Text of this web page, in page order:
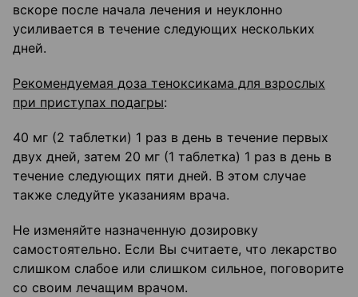
вскоре после начала лечения и неуклонно
усиливается в течение следующих нескольких
дней.
Рекомендуемая доза теноксикама для взрослых
при приступах подагры:
40 мг (2 таблетки) 1 раз в день в течение первых
двух дней, затем 20 мг (1 таблетка) 1 раз в день в
течение следующих пяти дней. В этом случае
также следуйте указаниям врача.
Не изменяйте назначенную дозировку
самостоятельно. Если Вы считаете, что лекарство
слишком слабое или слишком сильное, поговорите
со своим лечащим врачом.